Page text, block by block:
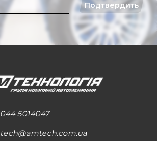
Подтвердить
044 5014047
tech@amtech.com.ua